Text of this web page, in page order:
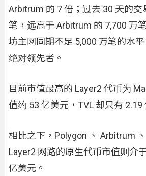
Arbitrum 的 7 倍；过去 30 天的交
笔，远高于 Arbitrum 的 7,700 万
坊主网同期不足 5,000 万笔的水
绝对领先者。
目前市值最高的 Layer2 代币为
值约 53 亿美元，TVL 却只有 2.19
相比之下，Polygon 、 Arbitrum
Layer2 网路的原生代币市值则介
亿美元。